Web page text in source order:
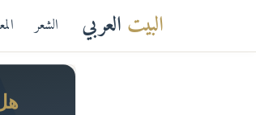
البيت العربي الشعر